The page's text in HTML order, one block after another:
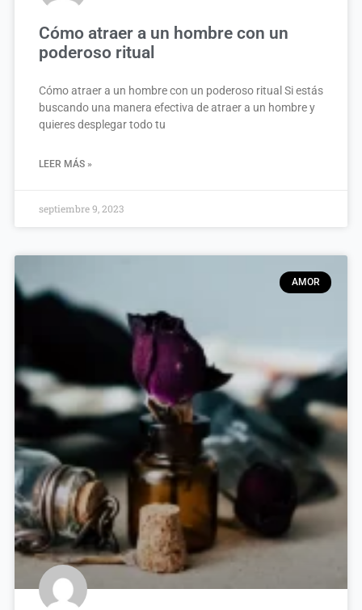
Cómo atraer a un hombre con un
poderoso ritual
Cómo atraer a un hombre con un poderoso ritual Si estás
buscando una manera efectiva de atraer a un hombre y
quieres desplegar todo tu
LEER MÁS »
septiembre 9, 2023
AMOR